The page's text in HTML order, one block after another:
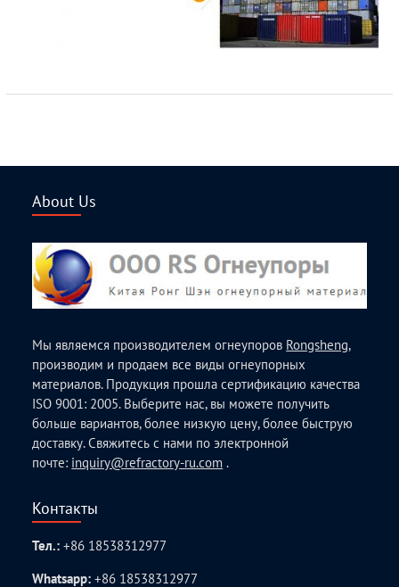
About Us
Мы являемся производителем огнеупоров Rongsheng,
производим и продаем все виды огнеупорных
материалов. Продукция прошла сертификацию качества
ISO 9001: 2005. Выберите нас, вы можете получить
больше вариантов, более низкую цену, более быструю
доставку. Свяжитесь с нами по электронной
почте: inquiry@refractory-ru.com .
Контакты
Тел.:+86 18538312977
Whatsapp:+86 18538312977